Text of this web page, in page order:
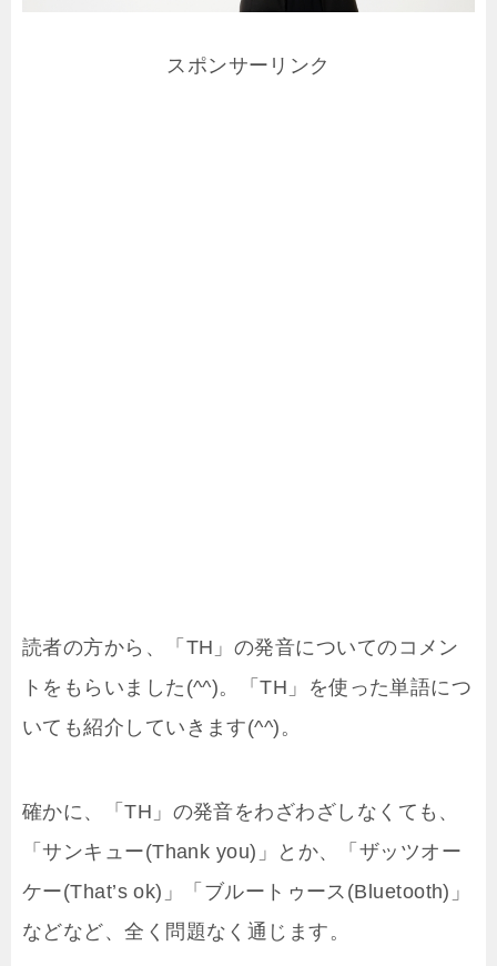
スポンサーリンク
読者の方から、「TH」の発音についてのコメン
トをもらいました(^^)。「TH」を使った単語につ
いても紹介していきます(^^)。
確かに、「TH」の発音をわざわざしなくても、
「サンキュー(Thank you)」とか、「ザッツオー
ケー(That’s ok)」「ブルートゥース(Bluetooth)」
などなど、全く問題なく通じます。